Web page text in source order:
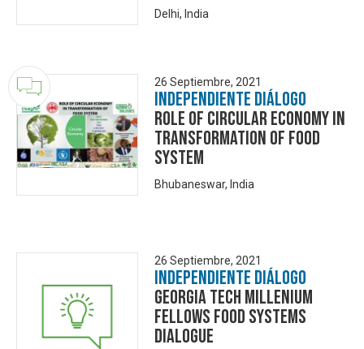
Delhi, India
26 Septiembre, 2021
Independiente Diálogo
ROLE OF CIRCULAR ECONOMY IN
TRANSFORMATION OF FOOD
SYSTEM
Bhubaneswar, India
26 Septiembre, 2021
Independiente Diálogo
Georgia Tech Millenium
Fellows Food Systems
Dialogue